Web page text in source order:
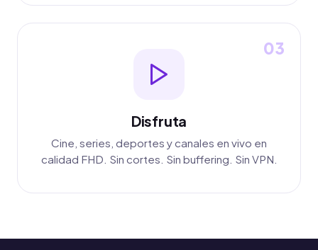
03
Disfruta
Cine, series, deportes y canales en vivo en
calidad FHD. Sin cortes. Sin buffering. Sin VPN.